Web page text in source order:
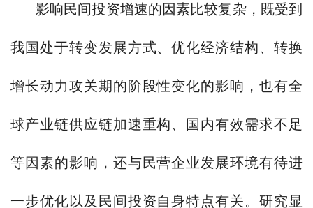
影响民间投资增速的因素比较复杂，既受到
我国处于转变发展方式、优化经济结构、转换
增长动力攻关期的阶段性变化的影响，也有全
球产业链供应链加速重构、国内有效需求不足
等因素的影响，还与民营企业发展环境有待进
一步优化以及民间投资自身特点有关。研究显